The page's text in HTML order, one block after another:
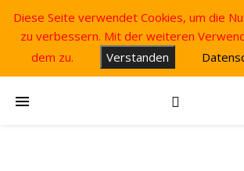
Diese Seite verwendet Cookies, um die
zu verbessern. Mit der weiteren
dem zu.
Verstanden